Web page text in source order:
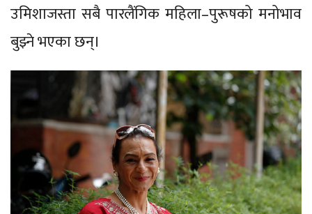
उमिशाजस्ता सबै पारलैंगिक महिला–पुरूषको मनोभाव
बुझ्ने भएका छन्।